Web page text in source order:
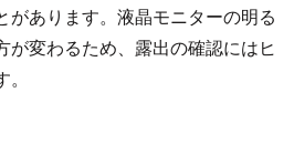
があります。液晶モニターの明る
が変わるため、露出の確認にはヒ